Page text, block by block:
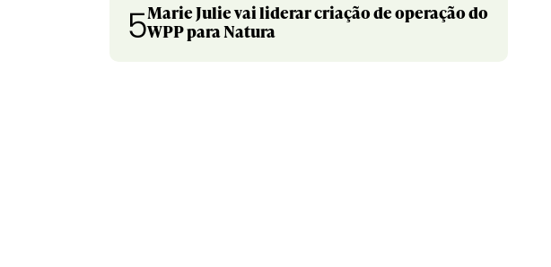
5Marie Julie vai liderar criação de operação do
WPP para Natura